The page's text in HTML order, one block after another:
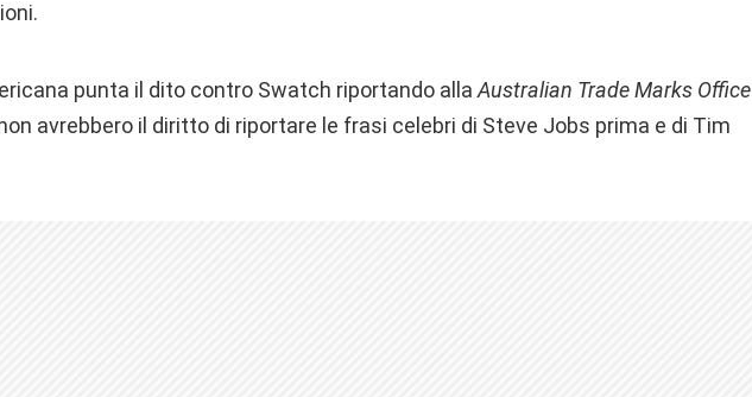
punta il dito contro Swatch riportando alla Australian Trade Marks Office
avrebbero il diritto di riportare le frasi celebri di Steve Jobs prima e di Tim